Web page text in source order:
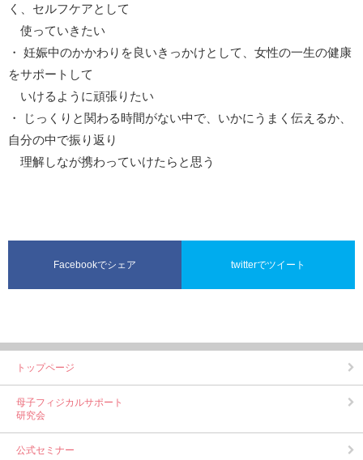
く、セルフケアとして
使っていきたい
・ 妊娠中のかかわりを良いきっかけとして、女性の一生の健康
をサポートして
いけるように頑張りたい
・ じっくりと関わる時間がない中で、いかにうまく伝えるか、
自分の中で振り返り
理解しなが携わっていけたらと思う
Facebookでシェア twitterでツイート
トップページ
母子フィジカルサポート
研究会
公式セミナー